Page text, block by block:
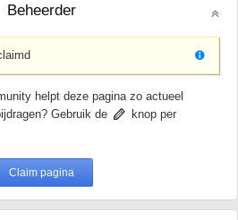
Beheerder
helpt deze pagina zo actueel
Gebruik de
knop per
Claim pagina